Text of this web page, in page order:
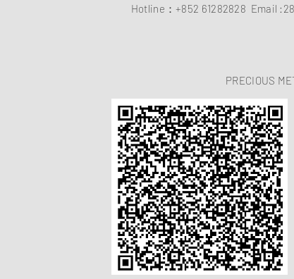
Hotline：+852 61282828 Email :
PRECIOUS